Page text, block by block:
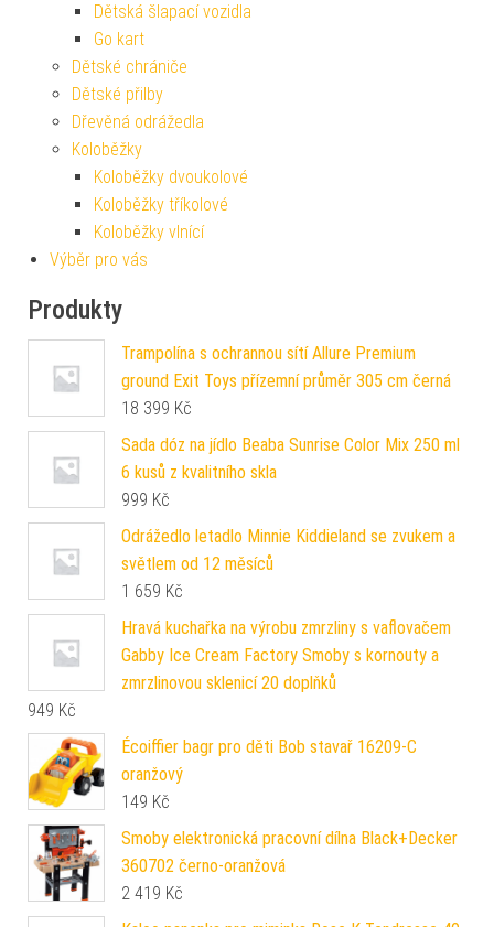
Dětská šlapací vozidla
Go kart
Dětské chrániče
Dětské přilby
Dřevěná odrážedla
Koloběžky
Koloběžky dvoukolové
Koloběžky tříkolové
Koloběžky vlnící
Výběr pro vás
Produkty
Trampolína s ochrannou sítí Allure Premium
ground Exit Toys přízemní průměr 305 cm černá
18 399 Kč
Sada dóz na jídlo Beaba Sunrise Color Mix 250 ml
6 kusů z kvalitního skla
999 Kč
Odrážedlo letadlo Minnie Kiddieland se zvukem a
světlem od 12 měsíců
1 659 Kč
Hravá kuchařka na výrobu zmrzliny s vaflovačem
Gabby Ice Cream Factory Smoby s kornouty a
zmrzlinovou sklenicí 20 doplňků
949 Kč
Écoiffier bagr pro děti Bob stavař 16209-C
oranžový
149 Kč
Smoby elektronická pracovní dílna Black+Decker
360702 černo-oranžová
2 419 Kč